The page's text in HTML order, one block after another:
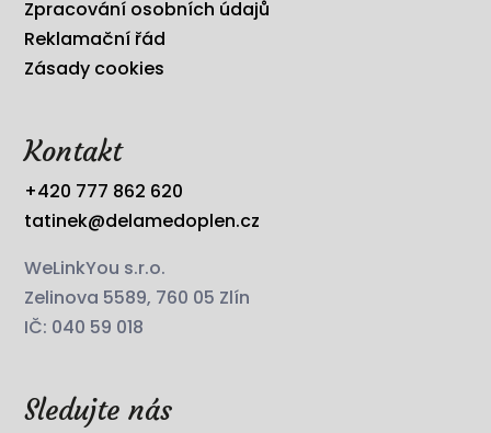
Zpracování osobních údajů
Reklamační řád
Zásady cookies
Kontakt
+420 777 862 620
tatinek@delamedoplen.cz
WeLinkYou s.r.o.
Zelinova 5589, 760 05 Zlín
IČ: 040 59 018
Sledujte nás